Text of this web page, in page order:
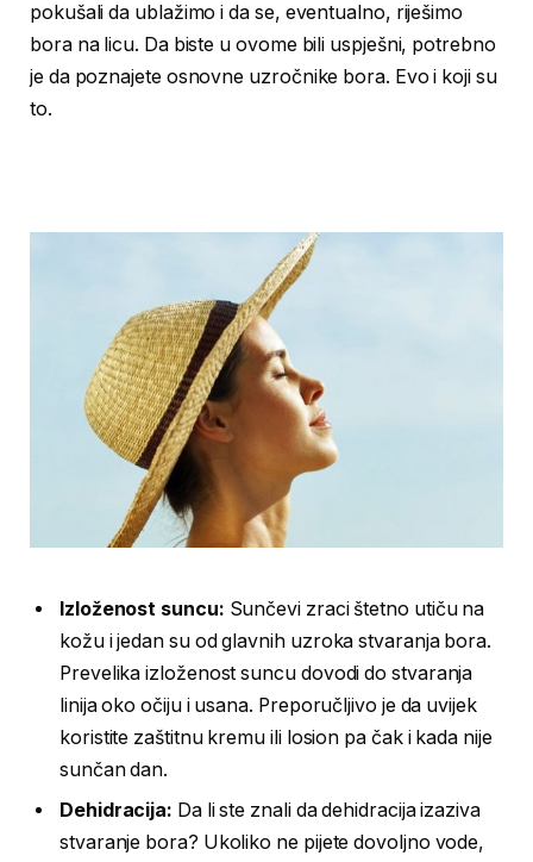
pokušali da ublažimo i da se, eventualno, riješimo
bora na licu. Da biste u ovome bili uspješni, potrebno
je da poznajete osnovne uzročnike bora. Evo i koji su
to.
Izloženost suncu: Sunčevi zraci štetno utiču na
kožu i jedan su od glavnih uzroka stvaranja bora.
Prevelika izloženost suncu dovodi do stvaranja
linija oko očiju i usana. Preporučljivo je da uvijek
koristite zaštitnu kremu ili losion pa čak i kada nije
sunčan dan.
Dehidracija: Da li ste znali da dehidracija izaziva
stvaranje bora? Ukoliko ne pijete dovoljno vode,